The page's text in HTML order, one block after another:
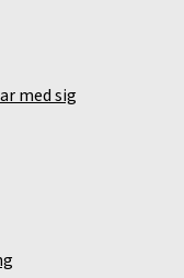
med sig